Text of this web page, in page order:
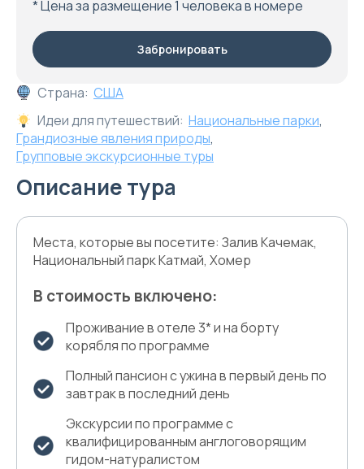
Страна: США
Идеи для путешествий: Национальные парки,
Грандиозные явления природы,
Групповые экскурсионные туры
Описание тура
Места, которые вы посетите: Залив Качемак,
Национальный парк Катмай, Хомер
В стоимость включено:
Проживание в отеле 3* и на борту
корябля по программе
Полный пансион с ужина в первый день по
завтрак в последний день
Экскурсии по программе с
квалифицированным англоговорящим
гидом-натуралистом
* Цена за размещение 1 человека в номере
Забронировать